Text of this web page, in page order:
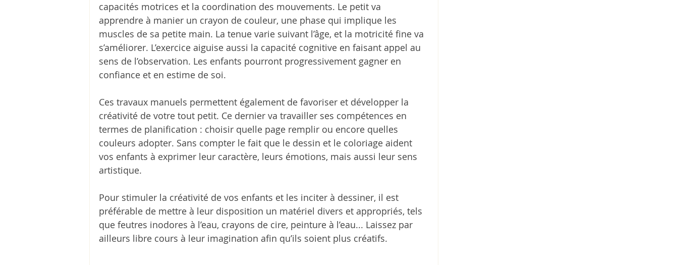
capacités motrices et la coordination des mouvements. Le petit va
apprendre à manier un crayon de couleur, une phase qui implique les
muscles de sa petite main. La tenue varie suivant l’âge, et la motricité fine va
s’améliorer. L’exercice aiguise aussi la capacité cognitive en faisant appel au
sens de l’observation. Les enfants pourront progressivement gagner en
confiance et en estime de soi.
Ces travaux manuels permettent également de favoriser et développer la
créativité de votre tout petit. Ce dernier va travailler ses compétences en
termes de planification : choisir quelle page remplir ou encore quelles
couleurs adopter. Sans compter le fait que le dessin et le coloriage aident
vos enfants à exprimer leur caractère, leurs émotions, mais aussi leur sens
artistique.
Pour stimuler la créativité de vos enfants et les inciter à dessiner, il est
préférable de mettre à leur disposition un matériel divers et appropriés, tels
que feutres inodores à l’eau, crayons de cire, peinture à l’eau... Laissez par
ailleurs libre cours à leur imagination afin qu’ils soient plus créatifs.